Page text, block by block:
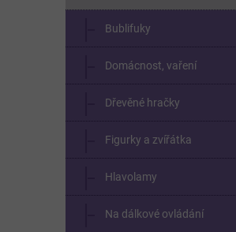
Bublifuky
Domácnost, vaření
Dřevěné hračky
Figurky a zvířátka
Hlavolamy
Na dálkové ovládání